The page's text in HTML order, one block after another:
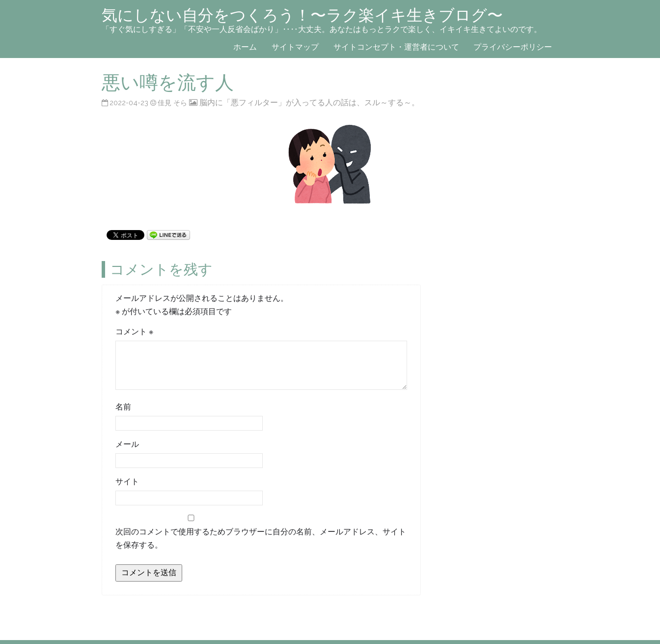
気にしない自分をつくろう！〜ラク楽イキ生きブログ〜
「すぐ気にしすぎる」「不安や一人反省会ばかり」‥‥大丈夫。あなたはもっとラクで楽しく、イキイキ生きてよいのです。
ホーム
サイトマップ サイトコンセプト・運営者について プライバシーポリシー
悪い噂を流す人
2022-04-23 佳見 そら 脳内に「悪フィルター」が入ってる人の話は、スル～する～。
コメントを残す
メールアドレスが公開されることはありません。
※ が付いている欄は必須項目です
コメント※
名前
メール
サイト
次回のコメントで使用するためブラウザーに自分の名前、メールアドレス、サイト
を保存する。